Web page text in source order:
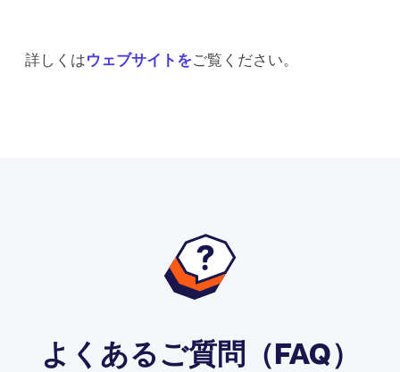
詳しくはウェブサイトをご覧ください。
よくあるご質問（FAQ）